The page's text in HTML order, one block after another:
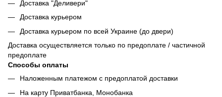
Доставка "Деливери"
Доставка курьером
Доставка курьером по всей Украине (до двери)
Доставка осуществляется только по предоплате / частичной
предоплате
Способы оплаты
Наложенным платежом с предоплатой доставки
На карту Приватбанка, Монобанка